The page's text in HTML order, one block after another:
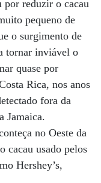
por reduzir o cacau
pequeno de
o surgimento de
tornar inviável o
quase por
Rica, nos anos
fora da
Jamaica.
no Oeste da
cacau usado pelos
Hershey’s,